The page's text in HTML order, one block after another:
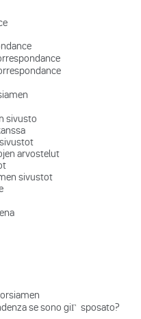
sivusto
arvostelut
sivustot
se sono giГ sposato?